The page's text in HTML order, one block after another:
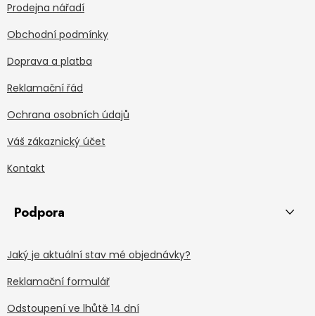
Prodejna nářadí
Obchodní podmínky
Doprava a platba
Reklamační řád
Ochrana osobních údajů
Váš zákaznický účet
Kontakt
Podpora
Jaký je aktuální stav mé objednávky?
Reklamační formulář
Odstoupení ve lhůtě 14 dní